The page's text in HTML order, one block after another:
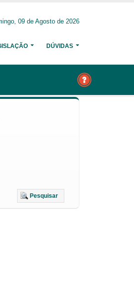
09 de Agosto de 2026
DÚVIDAS
Pesquisar